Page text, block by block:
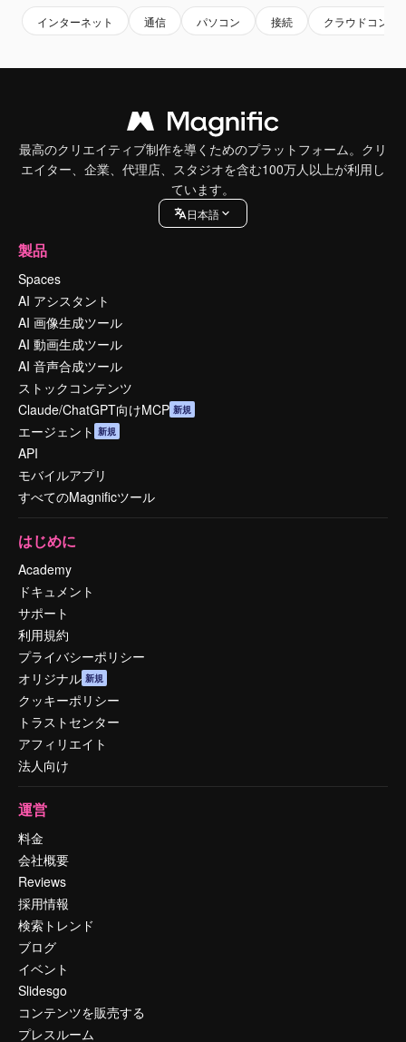
インターネット 通信 パソコン 接続 クラウドコンピ
最高のクリエイティブ制作を導くためのプラットフォーム。クリ
エイター、企業、代理店、スタジオを含む100万人以上が利用し
ています。
日本語
製品
Spaces
AI アシスタント
AI 画像生成ツール
AI 動画生成ツール
AI 音声合成ツール
ストックコンテンツ
Claude/ChatGPT向けMCP 新規
エージェント 新規
API
モバイルアプリ
すべてのMagnificツール
はじめに
Academy
ドキュメント
サポート
利用規約
プライバシーポリシー
オリジナル 新規
クッキーポリシー
トラストセンター
アフィリエイト
法人向け
運営
料金
会社概要
Reviews
採用情報
検索トレンド
ブログ
イベント
Slidesgo
コンテンツを販売する
プレスルーム